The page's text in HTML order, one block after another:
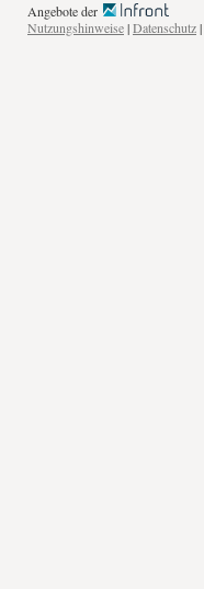
Angebote der
Nutzungshinweise|Datenschutz|